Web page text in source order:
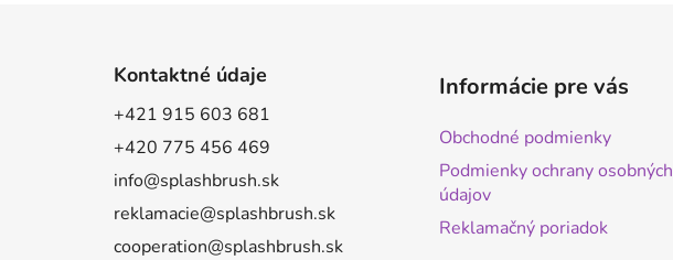
Kontaktné údaje
+421 915 603 681
+420 775 456 469
info@splashbrush.sk
reklamacie@splashbrush.sk
cooperation@splashbrush.sk
Informácie pre vás
Obchodné podmienky
Podmienky ochrany osobných
údajov
Reklamačný poriadok